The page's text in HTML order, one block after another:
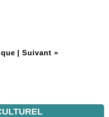
| Suivant »